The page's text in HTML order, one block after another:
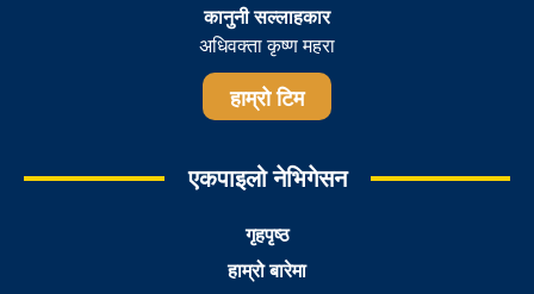
कानुनी सल्लाहकार
अधिवक्ता कृष्ण महरा
हाम्रो टिम
एकपाइलो नेभिगेसन
गृहपृष्ठ
हाम्रो बारेमा